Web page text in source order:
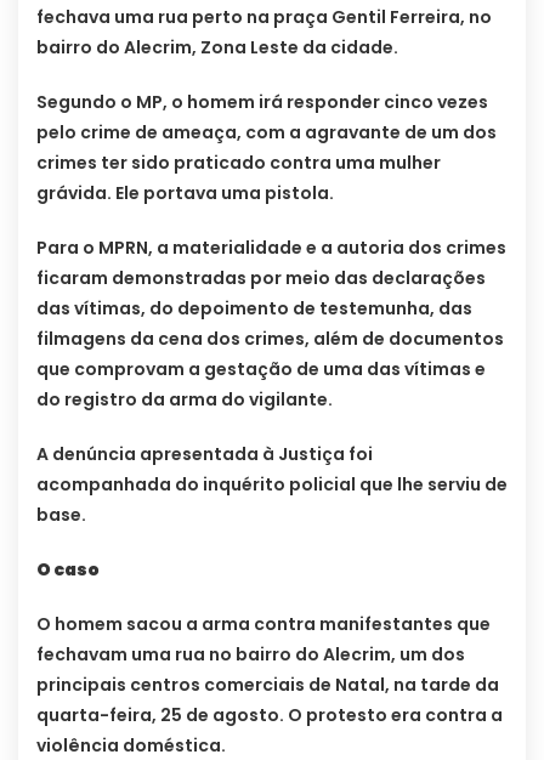
fechava uma rua perto na praça Gentil Ferreira, no
bairro do Alecrim, Zona Leste da cidade.
Segundo o MP, o homem irá responder cinco vezes
pelo crime de ameaça, com a agravante de um dos
crimes ter sido praticado contra uma mulher
grávida. Ele portava uma pistola.
Para o MPRN, a materialidade e a autoria dos crimes
ficaram demonstradas por meio das declarações
das vítimas, do depoimento de testemunha, das
filmagens da cena dos crimes, além de documentos
que comprovam a gestação de uma das vítimas e
do registro da arma do vigilante.
A denúncia apresentada à Justiça foi
acompanhada do inquérito policial que lhe serviu de
base.
O caso
O homem sacou a arma contra manifestantes que
fechavam uma rua no bairro do Alecrim, um dos
principais centros comerciais de Natal, na tarde da
quarta-feira, 25 de agosto. O protesto era contra a
violência doméstica.